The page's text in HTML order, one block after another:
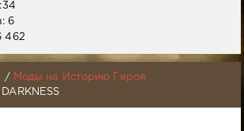
6
462
/
Моды на Историю Героя